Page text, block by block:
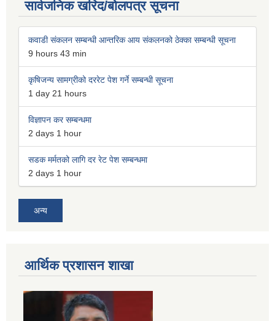
सार्वजनिक खरिद/बोलपत्र सूचना
कवाडी संकलन सम्बन्धी आन्तरिक आय संकलनको ठेक्का सम्बन्धी सूचना
9 hours 43 min
कृषिजन्य सामग्रीको दररेट पेश गर्ने सम्बन्धी सूचना
1 day 21 hours
विज्ञापन कर सम्बन्धमा
2 days 1 hour
सडक मर्मतको लागि दर रेट पेश सम्बन्धमा
2 days 1 hour
अन्य
आर्थिक प्रशासन शाखा